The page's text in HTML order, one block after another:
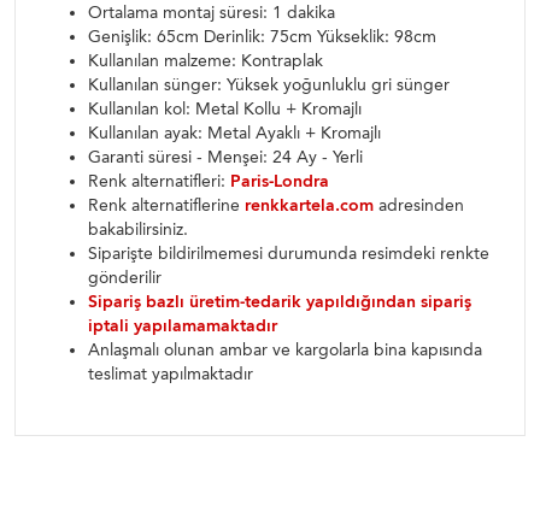
Ortalama montaj süresi: 1 dakika
Genişlik: 65cm Derinlik: 75cm Yükseklik: 98cm
Kullanılan malzeme: Kontraplak
Kullanılan sünger: Yüksek yoğunluklu gri sünger
Kullanılan kol: Metal Kollu + Kromajlı
Kullanılan ayak: Metal Ayaklı + Kromajlı
Garanti süresi - Menşei: 24 Ay - Yerli
Renk alternatifleri: Paris-Londra
Renk alternatiflerine renkkartela.com adresinden
bakabilirsiniz.
Siparişte bildirilmemesi durumunda resimdeki renkte
gönderilir
Sipariş bazlı üretim-tedarik yapıldığından sipariş
iptali yapılamamaktadır
Anlaşmalı olunan ambar ve kargolarla bina kapısında
teslimat yapılmaktadır